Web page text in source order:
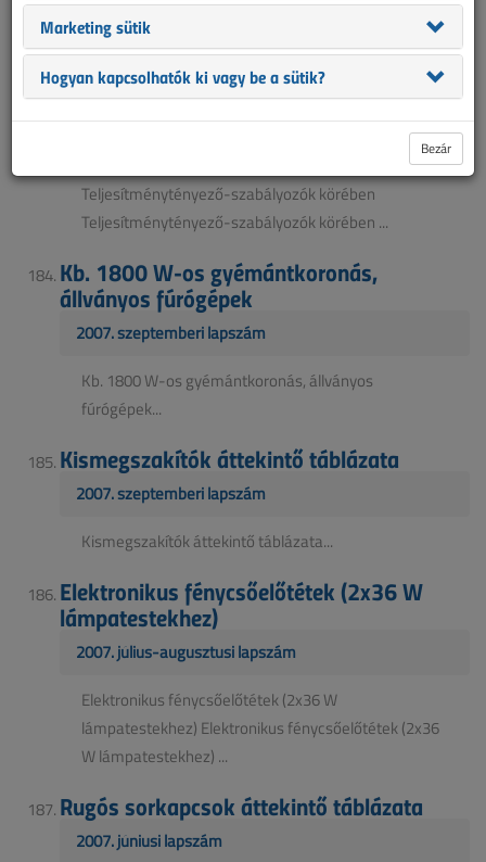
Háromfázisú áramfejlesztők áttekintő táblázata
(max. 12 kVA-ig) Háromfázisú áramfejlesztők
áttekintő táblázata (max. 12 kVA-ig) ...
Teljesítménytényező-szabályozók körében
Teljesítménytényező-szabályozók körében
Teljesítménytényező-szabályozók körében ...
Kb. 1800 W-os gyémántkoronás,
állványos fúrógépek
2007. szeptemberi lapszám
Kb. 1800 W-os gyémántkoronás, állványos
fúrógépek...
Kismegszakítók áttekintő táblázata
2007. szeptemberi lapszám
Kismegszakítók áttekintő táblázata...
Elektronikus fénycsőelőtétek (2x36 W
lámpatestekhez)
2007. július-augusztusi lapszám
Elektronikus fénycsőelőtétek (2x36 W
lámpatestekhez) Elektronikus fénycsőelőtétek (2x36
W lámpatestekhez) ...
Rugós sorkapcsok áttekintő táblázata
2007. júniusi lapszám
Marketing sütik
Hogyan kapcsolhatók ki vagy be a sütik?
Bezár